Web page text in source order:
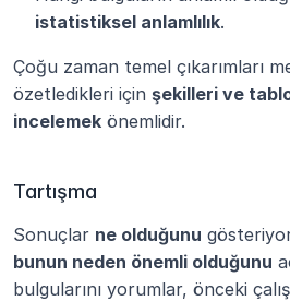
istatistiksel anlamlılık.
Çoğu zaman temel çıkarımları
özetledikleri için şekilleri ve
incelemek önemlidir.
Tartışma
Sonuçlar ne olduğunu
bunun neden önemli olduğunu
bulgularını yorumlar, önceki